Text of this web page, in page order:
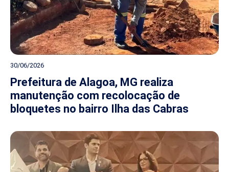
30/06/2026
Prefeitura de Alagoa, MG realiza
manutenção com recolocação de
bloquetes no bairro Ilha das Cabras